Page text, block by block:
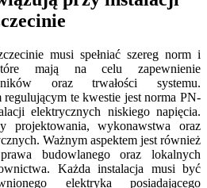
musi spełniać szereg norm i
mają na celu zapewnienie
oraz trwałości systemu.
te kwestie jest norma PN-
elektrycznych niskiego napięcia.
projektowania, wykonawstwa oraz
Ważnym aspektem jest również
budowlanego oraz lokalnych
Każda instalacja musi być
elektryka posiadającego